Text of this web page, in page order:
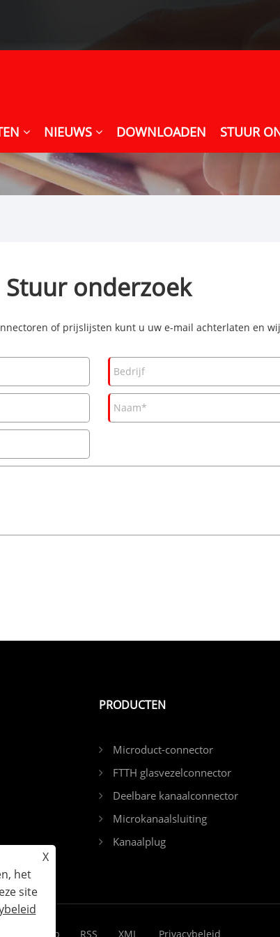
NIEUWS DOWNLOADEN STUUR
Stuur onderzoek
of prijslijsten kunt u uw e-mail achterlaten en
PRODUCTEN
Microduct-connector
FTTH glasvezelconnector
Deelbare kanaalconnector
Microkanaalsluiting
Kanaalplug
Sitemap RSS XML Privacybeleid
X
het
site